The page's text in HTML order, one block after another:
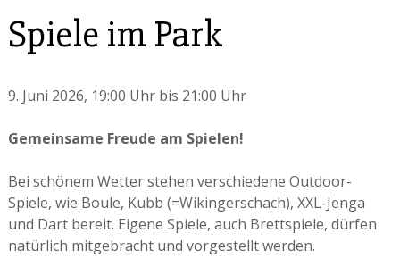
Spiele im Park
9. Juni 2026, 19:00 Uhr bis 21:00 Uhr
Gemeinsame Freude am Spielen!
Bei schönem Wetter stehen verschiedene Outdoor-
Spiele, wie Boule, Kubb (=Wikingerschach), XXL-Jenga
und Dart bereit. Eigene Spiele, auch Brettspiele, dürfen
natürlich mitgebracht und vorgestellt werden.